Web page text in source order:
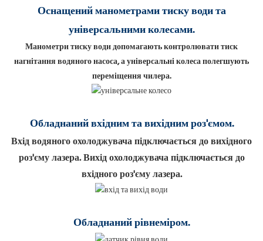
Оснащений манометрами тиску води та
універсальними колесами.
Манометри тиску води допомагають контролювати тиск
нагнітання водяного насоса, а універсальні колеса полегшують
переміщення чилера.
Обладнаний вхідним та вихідним роз'ємом.
Вхід водяного охолоджувача підключається до вихідного
роз'єму лазера. Вихід охолоджувача підключається до
вхідного роз'єму лазера.
Обладнаний рівнеміром.